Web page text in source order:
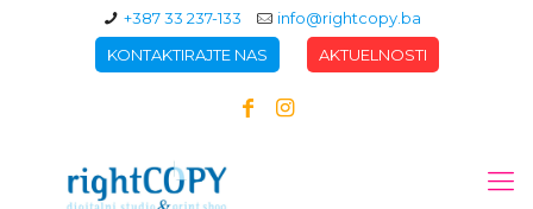
+387 33 237-133
info@rightcopy.ba
KONTAKTIRAJTE NAS
AKTUELNOSTI